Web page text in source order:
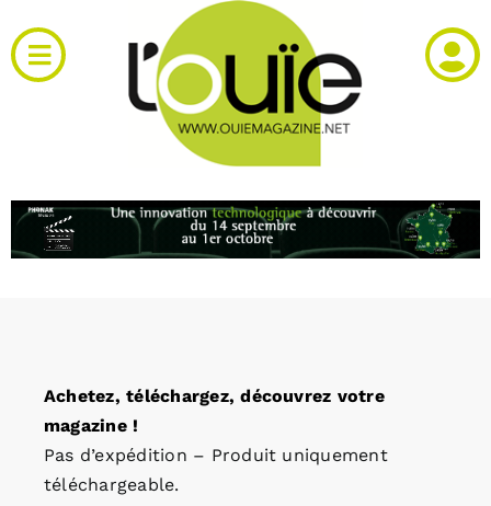
au
contenu
Toggle
Navigation
RH et emploi
Agenda
Kiosque
Achetez, téléchargez, découvrez votre
magazine !
Pas d’expédition – Produit uniquement
téléchargeable.